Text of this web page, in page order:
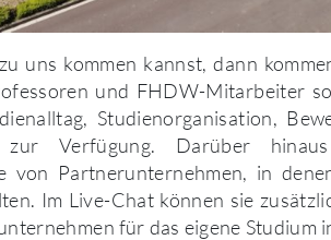
uns kommen kannst, dann
und FHDW-Mitarbeiter
Studienorganisation,
zur Verfügung. Darüber
von Partnerunternehmen, in
Im Live-Chat können sie
für das eigene Studium